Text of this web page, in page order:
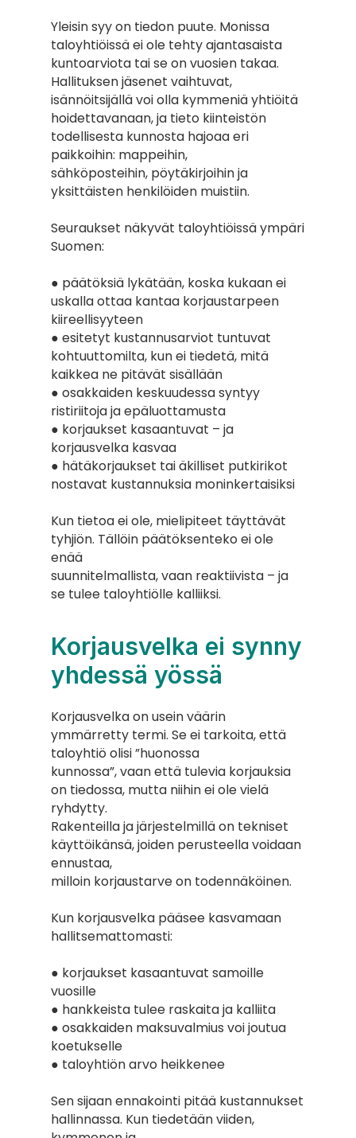
Yleisin syy on tiedon puute. Monissa
taloyhtiöissä ei ole tehty ajantasaista
kuntoarviota tai se on vuosien takaa.
Hallituksen jäsenet vaihtuvat,
isännöitsijällä voi olla kymmeniä yhtiöitä
hoidettavanaan, ja tieto kiinteistön
todellisesta kunnosta hajoaa eri
paikkoihin: mappeihin,
sähköposteihin, pöytäkirjoihin ja
yksittäisten henkilöiden muistiin.
Seuraukset näkyvät taloyhtiöissä ympäri
Suomen:
● päätöksiä lykätään, koska kukaan ei
uskalla ottaa kantaa korjaustarpeen
kiireellisyyteen
● esitetyt kustannusarviot tuntuvat
kohtuuttomilta, kun ei tiedetä, mitä
kaikkea ne pitävät sisällään
● osakkaiden keskuudessa syntyy
ristiriitoja ja epäluottamusta
● korjaukset kasaantuvat – ja
korjausvelka kasvaa
● hätäkorjaukset tai äkilliset putkirikot
nostavat kustannuksia moninkertaisiksi
Kun tietoa ei ole, mielipiteet täyttävät
tyhjiön. Tällöin päätöksenteko ei ole
enää
suunnitelmallista, vaan reaktiivista – ja
se tulee taloyhtiölle kalliiksi.
Korjausvelka ei synny
yhdessä yössä
Korjausvelka on usein väärin
ymmärretty termi. Se ei tarkoita, että
taloyhtiö olisi ”huonossa
kunnossa”, vaan että tulevia korjauksia
on tiedossa, mutta niihin ei ole vielä
ryhdytty.
Rakenteilla ja järjestelmillä on tekniset
käyttöikänsä, joiden perusteella voidaan
ennustaa,
milloin korjaustarve on todennäköinen.
Kun korjausvelka pääsee kasvamaan
hallitsemattomasti:
● korjaukset kasaantuvat samoille
vuosille
● hankkeista tulee raskaita ja kalliita
● osakkaiden maksuvalmius voi joutua
koetukselle
● taloyhtiön arvo heikkenee
Sen sijaan ennakointi pitää kustannukset
hallinnassa. Kun tiedetään viiden,